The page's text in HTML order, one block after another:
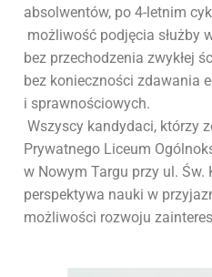
absolwentów, po 4-letnim
możliwość podjęcia służby
bez przechodzenia zwykłej
bez konieczności zdawania
i sprawnościowych.
Wszyscy kandydaci, którzy
Prywatnego Liceum
w Nowym Targu przy ul. Św.
perspektywa nauki w
możliwości rozwoju